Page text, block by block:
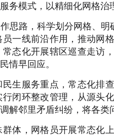
务模式，以精细化网格治
思路，科学划分网格、明
一线前沿作用，推动网
态化开展辖区巡查走访
情早回应。
生服务重点，常态化排
闭环整改管理，从源头
解邻里矛盾纠纷，将各类
体，网格员开展常态化